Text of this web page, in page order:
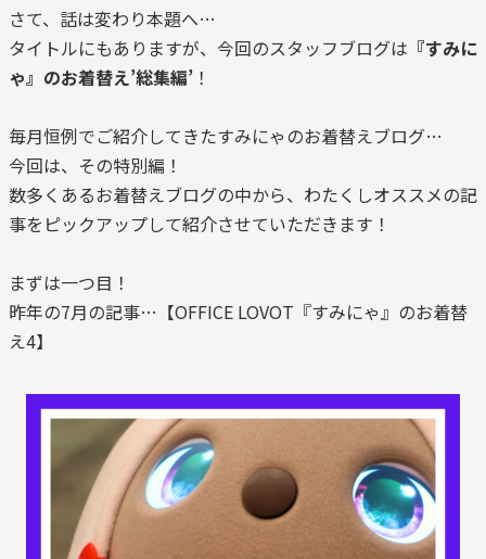
さて、話は変わり本題へ…
タイトルにもありますが、今回のスタッフブログは 『すみに
ゃ』のお着替え’総集編’ ！
毎月恒例でご紹介してきたすみにゃのお着替えブログ…
今回は、その特別編！
数多くあるお着替えブログの中から、わたくしオススメの記
事をピックアップして紹介させていただきます！
まずは一つ目！
昨年の7月の記事…【OFFICE LOVOT『すみにゃ』のお着替
え4】